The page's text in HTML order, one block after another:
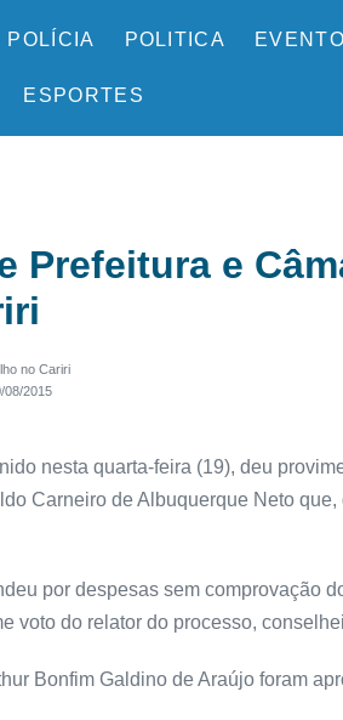
POLÍCIA POLITICA
ESPORTES
Prefeitura e
no Cariri
08/2015
nesta quarta-feira (19), deu
Carneiro de Albuquerque Neto
por despesas sem comprovação
voto do relator do processo,
Bonfim Galdino de Araújo foram